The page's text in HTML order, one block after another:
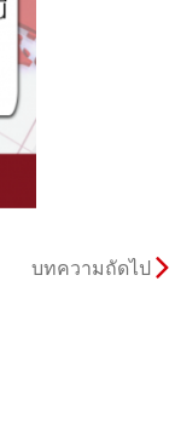
บทความถัดไป